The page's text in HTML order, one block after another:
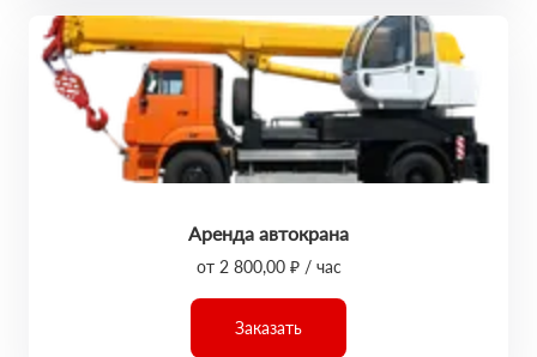
Аренда автокрана
от 2 800,00 ₽ / час
Заказать